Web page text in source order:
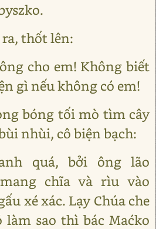
thốt lên:
cho em! Không biết
gì nếu không có em!
bóng tối mò tìm cây
nhùi, cô biện bạch:
quá, bởi ông lão
chĩa và rìu vào
xé xác. Lạy Chúa che
làm sao thì bác Maćko